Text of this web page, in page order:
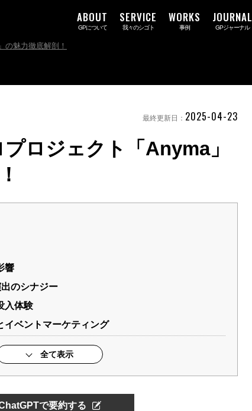
ABOUT
GPについて
SERVICE
我々のシゴト
WORKS
事例
JOURNAL
GPジャーナル
の魅力徹底解剖！
ロジェクト「Anyma」
響
のシナジー
入体験
ベントマーケティング
全て表示
で要約する
最終更新日： 2025-04-23